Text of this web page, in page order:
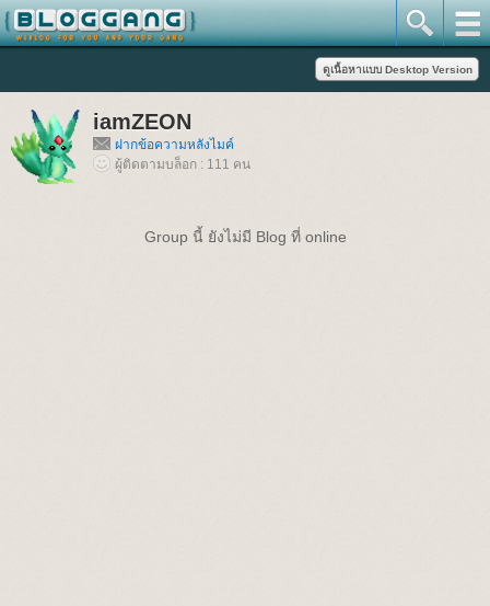
iamZEON
ฝากข้อความหลังไมค์
ผู้ติดตามบล็อก : 111 คน
Group นี้ ยังไม่มี Blog ที่ online